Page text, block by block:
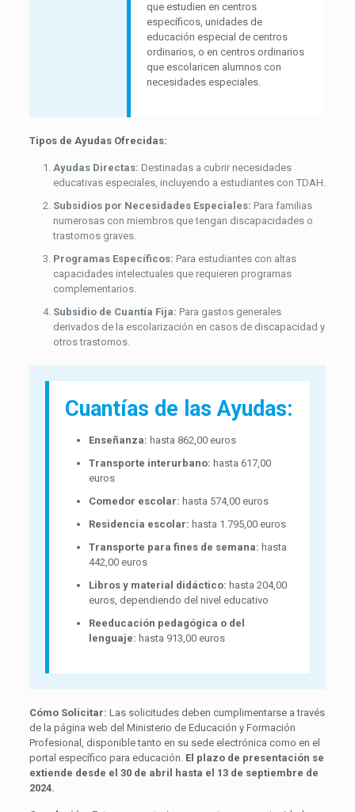
que estudien en centros
específicos, unidades de
educación especial de centros
ordinarios, o en centros ordinarios
que escolaricen alumnos con
necesidades especiales.
Tipos de Ayudas Ofrecidas:
Ayudas Directas: Destinadas a cubrir necesidades
educativas especiales, incluyendo a estudiantes con TDAH.
Subsidios por Necesidades Especiales: Para familias
numerosas con miembros que tengan discapacidades o
trastornos graves.
Programas Específicos: Para estudiantes con altas
capacidades intelectuales que requieren programas
complementarios.
Subsidio de Cuantía Fija: Para gastos generales
derivados de la escolarización en casos de discapacidad y
otros trastornos.
Cuantías de las Ayudas:
Enseñanza: hasta 862,00 euros
Transporte interurbano: hasta 617,00
euros
Comedor escolar: hasta 574,00 euros
Residencia escolar: hasta 1.795,00 euros
Transporte para fines de semana: hasta
442,00 euros
Libros y material didáctico: hasta 204,00
euros, dependiendo del nivel educativo
Reeducación pedagógica o del
lenguaje: hasta 913,00 euros
Cómo Solicitar: Las solicitudes deben cumplimentarse a través
de la página web del Ministerio de Educación y Formación
Profesional, disponible tanto en su sede electrónica como en el
portal específico para educación. El plazo de presentación se
extiende desde el 30 de abril hasta el 13 de septiembre de
2024.